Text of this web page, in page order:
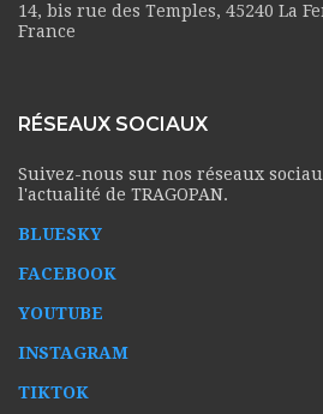
14, bis rue des Temples, 45240 La
France
RÉSEAUX SOCIAUX
Suivez-nous sur nos réseaux
l'actualité de TRAGOPAN.
BLUESKY
FACEBOOK
YOUTUBE
INSTAGRAM
TIKTOK